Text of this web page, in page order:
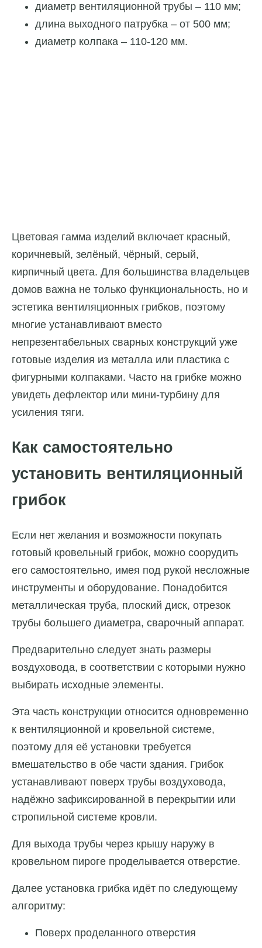
диаметр вентиляционной трубы – 110 мм;
длина выходного патрубка – от 500 мм;
диаметр колпака – 110-120 мм.
Цветовая гамма изделий включает красный,
коричневый, зелёный, чёрный, серый,
кирпичный цвета. Для большинства владельцев
домов важна не только функциональность, но и
эстетика вентиляционных грибков, поэтому
многие устанавливают вместо
непрезентабельных сварных конструкций уже
готовые изделия из металла или пластика с
фигурными колпаками. Часто на грибке можно
увидеть дефлектор или мини-турбину для
усиления тяги.
Как самостоятельно
установить вентиляционный
грибок
Если нет желания и возможности покупать
готовый кровельный грибок, можно соорудить
его самостоятельно, имея под рукой несложные
инструменты и оборудование. Понадобится
металлическая труба, плоский диск, отрезок
трубы большего диаметра, сварочный аппарат.
Предварительно следует знать размеры
воздуховода, в соответствии с которыми нужно
выбирать исходные элементы.
Эта часть конструкции относится одновременно
к вентиляционной и кровельной системе,
поэтому для её установки требуется
вмешательство в обе части здания. Грибок
устанавливают поверх трубы воздуховода,
надёжно зафиксированной в перекрытии или
стропильной системе кровли.
Для выхода трубы через крышу наружу в
кровельном пироге проделывается отверстие.
Далее установка грибка идёт по следующему
алгоритму:
Поверх проделанного отверстия